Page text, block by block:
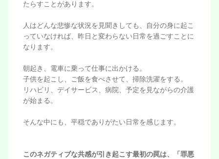
たらすことがあります。
人はどんな悲惨な状況を見聞きしても、自分の身に起こ
っていなければ、昨日と変わらない日常を過ごすことに
なります。
朝起き、電車に乗って仕事に出かける。
子供を起こし、ご飯を食べさせて、掃除洗濯をする。
リハビリ、デイサービス、病院、予定を見ながらの介護
が始まる。
そんな中にも、平穏でありがたい日常を感じます。
このネガティブな共感が引き起こす最初の罠は、「罪悪